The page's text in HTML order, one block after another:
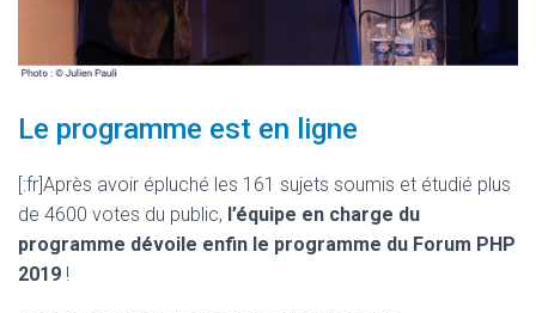
Le programme est en ligne
[:fr]Après avoir épluché les 161 sujets soumis et étudié plus
de 4600 votes du public, l’équipe en charge du
programme dévoile enfin le programme du Forum PHP
2019 !